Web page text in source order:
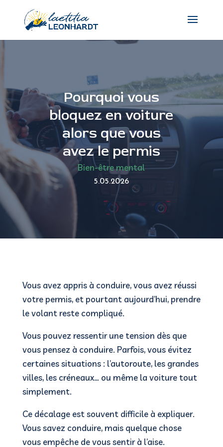
Pourquoi vous
bloquez en voiture
alors que vous
avez le permis
Bien-être mental
5.05.2026
Vous avez appris à conduire, vous avez réussi
votre permis, et pourtant aujourd’hui, prendre
le volant reste compliqué.
Vous pouvez ressentir une tension dès que
vous pensez à conduire. Parfois, vous évitez
certaines situations : l’autoroute, les grandes
villes, les créneaux… ou même la voiture tout
simplement.
Ce décalage est souvent difficile à expliquer.
Vous savez conduire, mais quelque chose
vous empêche de vous sentir à l’aise.